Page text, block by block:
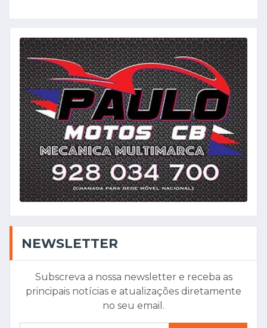
NEWSLETTER
Subscreva a nossa newsletter e receba as
principais notícias e atualizações diretamente
no seu email.